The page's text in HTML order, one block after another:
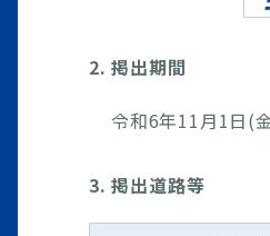
2. 掲出期間
令和6年11月1日(
3. 掲出道路等